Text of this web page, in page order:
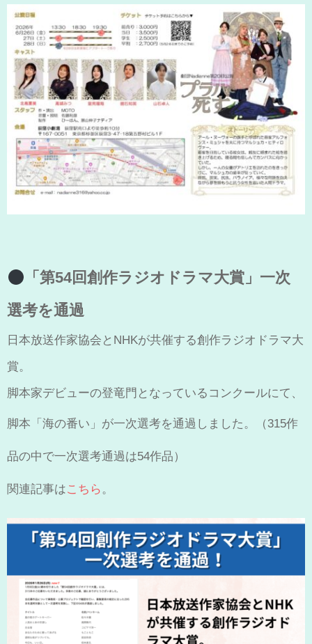
「第54回創作ラジオドラマ大賞」一次
選考を通過
日本放送作家協会とNHKが共催する創作ラジオドラマ大
賞。
脚本家デビューの登竜門となっているコンクールにて、
脚本「海の番い」が一次選考を通過しました。（ 315作
品の中で一次選考通過は54作品）
関連記事はこちら。